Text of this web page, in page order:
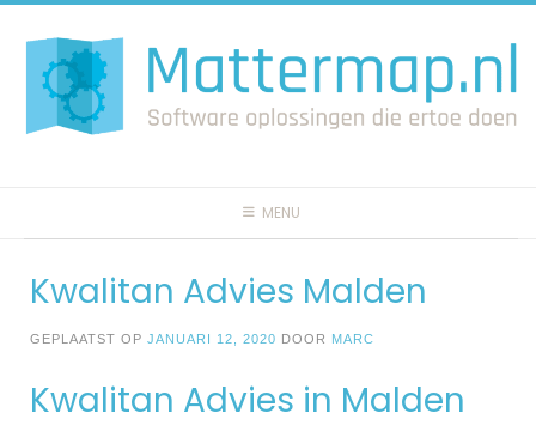
naar
inhoud
MENU
Kwalitan Advies Malden
GEPLAATST OP JANUARI 12, 2020 DOOR MARC
Kwalitan Advies in Malden